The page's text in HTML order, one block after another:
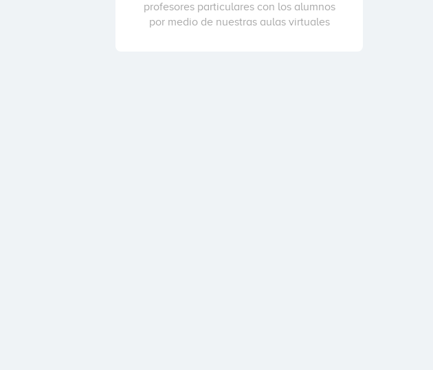
profesores particulares con los alumnos
por medio de nuestras aulas virtuales